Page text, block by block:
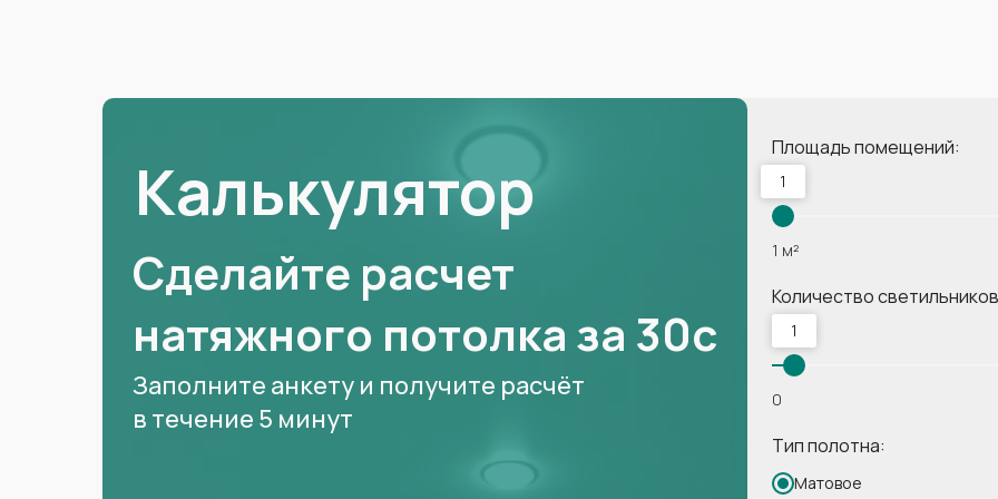
Площадь помещений:
1
1 м²
Количество
1
0
Тип полотна:
Матовое
Сделайте расчет
натяжного потолка за 30с
Калькулятор
Заполните анкету и получите расчёт
в течение 5 минут